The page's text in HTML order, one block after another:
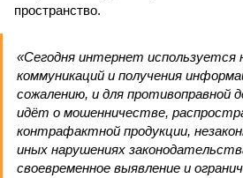
пространство.
«Сегодня интернет используется
коммуникаций и получения
сожалению, и для противоправной
идёт о мошенничестве,
контрафактной продукции,
иных нарушениях
своевременное выявление и